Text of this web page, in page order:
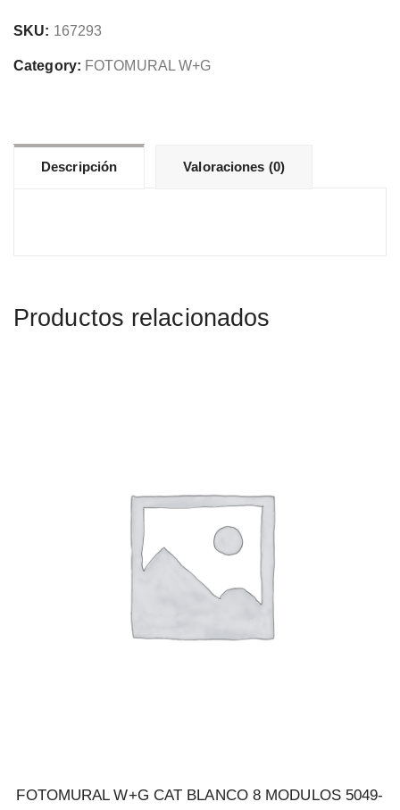
BLANCO
8
SKU: 167293
Category: FOTOMURAL W+G
Descripción Valoraciones (0)
Productos relacionados
FOTOMURAL W+G CAT BLANCO 8 MODULOS 5049-